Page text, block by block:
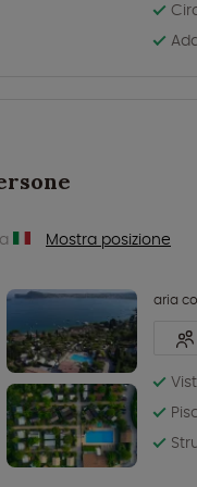
Mostra posizione
aria